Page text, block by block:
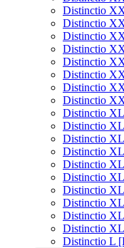
Distinctio
Distinctio
Distinctio
Distinctio
Distinctio
Distinctio
Distinctio
Distinctio
Distinctio
Distinctio
Distinctio
Distinctio
Distinctio
Distinctio
Distinctio
Distinctio
Distinctio
Distinctio
Distinctio L